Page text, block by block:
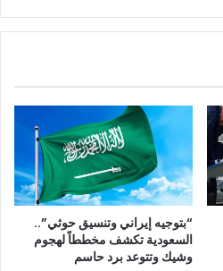
“بتوجيه إيراني وتنسيق حوثي”..
السعودية تكشف مخططاً لهجوم
وشيك وتتوعد برد حاسم